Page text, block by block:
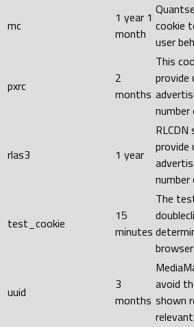
mc
1 year 1
month
cookie
user
pxrc
2
months
This
provide
number
rlas3 1 year
provide
number
test_cookie
15
minutes
The
uuid
3
months
avoid
shown